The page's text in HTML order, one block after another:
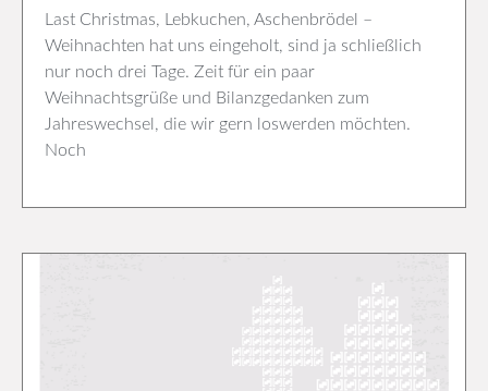
Last Christmas, Lebkuchen, Aschenbrödel –
Weihnachten hat uns eingeholt, sind ja schließlich
nur noch drei Tage. Zeit für ein paar
Weihnachtsgrüße und Bilanzgedanken zum
Jahreswechsel, die wir gern loswerden möchten.
Noch